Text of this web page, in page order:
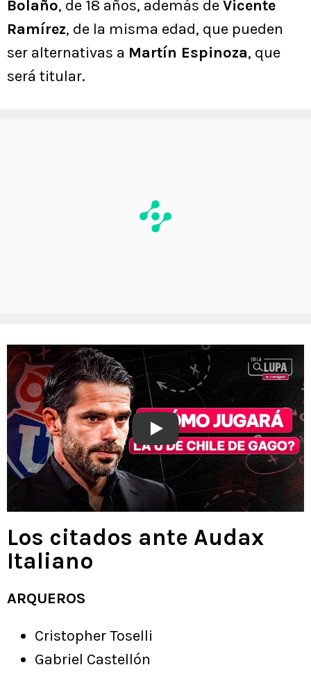
Bolaño, de 18 años, además deVicente
Ramírez, de la misma edad, que pueden
ser alternativas a Martín Espinoza, que
será titular.
Play
Los citados ante Audax
Italiano
ARQUEROS
Cristopher Toselli
Gabriel Castellón